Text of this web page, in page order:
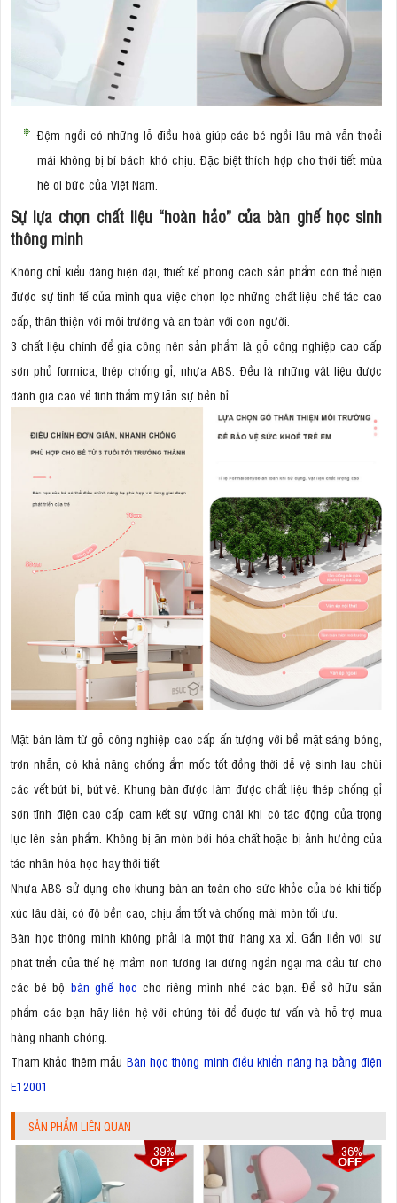
Đệm ngồi có những lỗ điều hoà giúp các bé ngồi lâu mà vẫn thoải
mái không bị bí bách khó chịu. Đặc biệt thích hợp cho thời tiết mùa
hè oi bức của Việt Nam.
Sự lựa chọn chất liệu “hoàn hảo” của bàn ghế học sinh
thông minh
Không chỉ kiểu dáng hiện đại, thiết kế phong cách sản phẩm còn thể hiện
được sự tinh tế của mình qua việc chọn lọc những chất liệu chế tác cao
cấp, thân thiện với môi trường và an toàn với con người.
3 chất liệu chính để gia công nên sản phẩm là gỗ công nghiệp cao cấp
sơn phủ formica, thép chống gỉ, nhựa ABS. Đều là những vật liệu được
đánh giá cao về tính thẩm mỹ lẫn sự bền bỉ.
Mặt bàn làm từ gỗ công nghiệp cao cấp ấn tượng với bề mặt sáng bóng,
trơn nhẵn, có khả năng chống ẩm mốc tốt đồng thời dễ vệ sinh lau chùi
các vết bút bi, bút vẽ. Khung bàn được làm được chất liệu thép chống gỉ
sơn tĩnh điện cao cấp cam kết sự vững chãi khi có tác động của trọng
lực lên sản phẩm. Không bị ăn mòn bởi hóa chất hoặc bị ảnh hưởng của
tác nhân hóa học hay thời tiết.
Nhựa ABS sử dụng cho khung bàn an toàn cho sức khỏe của bé khi tiếp
xúc lâu dài, có độ bền cao, chịu ẩm tốt và chống mài mòn tối ưu.
Bàn học thông minh không phải là một thứ hàng xa xỉ. Gắn liền với sự
phát triển của thế hệ mầm non tương lai đừng ngần ngại mà đầu tư cho
các bé bộ bàn ghế học cho riêng mình nhé các bạn. Để sở hữu sản
phẩm các bạn hãy liên hệ với chúng tôi để được tư vấn và hỗ trợ mua
hàng nhanh chóng.
Tham khảo thêm mẫu Bàn học thông minh điều khiển nâng hạ bằng điện
E12001
SẢN PHẨM LIÊN QUAN
39% 36%